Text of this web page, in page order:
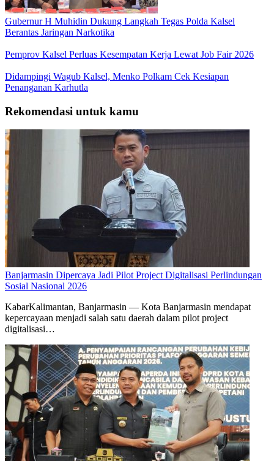
Gubernur H Muhidin Dukung Langkah Tegas Polda Kalsel
Berantas Jaringan Narkotika
Pemprov Kalsel Perluas Kesempatan Kerja Lewat Job Fair 2026
Didampingi Wagub Kalsel, Menko Polkam Cek Kesiapan
Penanganan Karhutla
Rekomendasi untuk kamu
Banjarmasin Dipercaya Jadi Pilot Project Digitalisasi Perlindungan
Sosial Nasional 2026
KabarKalimantan, Banjarmasin — Kota Banjarmasin mendapat
kepercayaan menjadi salah satu daerah dalam pilot project
digitalisasi…